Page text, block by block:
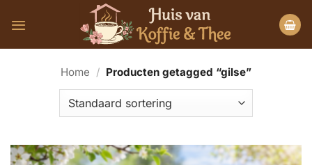
naar
Home / Producten getagged “gilse”